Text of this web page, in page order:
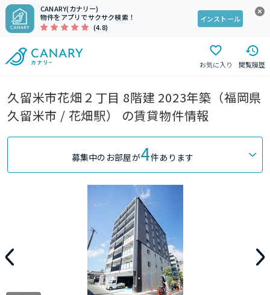
CANARY(カナリー)
物件をアプリでサクサク検索！
(4.8)
インストール
お気に入り 閲覧履歴
久留米市花畑２丁目 8階建 2023年築（福岡県
久留米市 / 花畑駅） の賃貸物件情報
募集中のお部屋が4件あります